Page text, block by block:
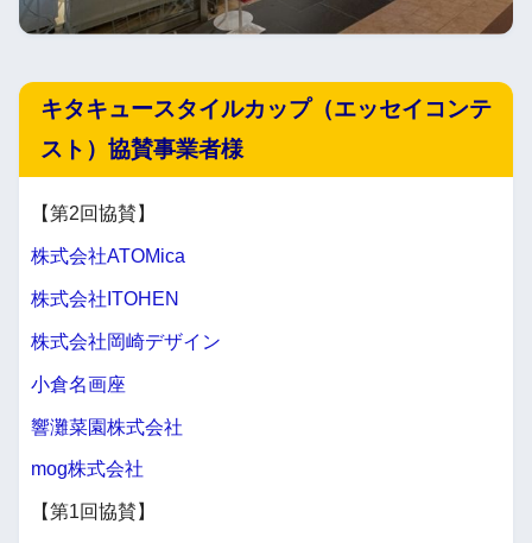
キタキュースタイルカップ（エッセイコンテ
スト）協賛事業者様
【第2回協賛】
株式会社ATOMica
株式会社ITOHEN
株式会社岡崎デザイン
小倉名画座
響灘菜園株式会社
mog株式会社
【第1回協賛】